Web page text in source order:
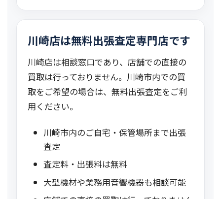
川崎店は無料出張査定専門店です
川崎店は相談窓口であり、店舗での直接の
買取は行っておりません。川崎市内での買
取をご希望の場合は、無料出張査定をご利
用ください。
川崎市内のご自宅・保管場所まで出張
査定
査定料・出張料は無料
大型機材や業務用音響機器も相談可能